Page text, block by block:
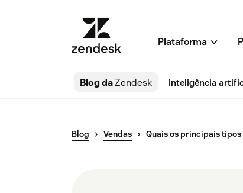
Plataforma
Blog daZendesk Inteligência
Blog Vendas Quais os principais